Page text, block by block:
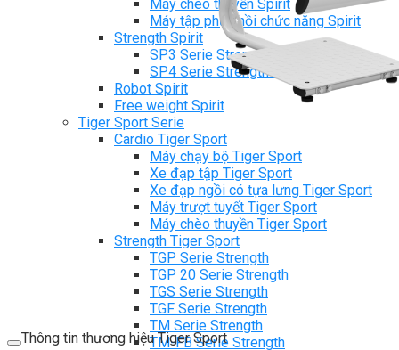
Máy chèo thuyền Spirit
Máy tập phục hồi chức năng Spirit
Strength Spirit
SP3 Serie Strength Spirit
SP4 Serie Strength Spirit
Robot Spirit
Free weight Spirit
Tiger Sport Serie
Cardio Tiger Sport
Máy chạy bộ Tiger Sport
Xe đạp tập Tiger Sport
Xe đạp ngồi có tựa lưng Tiger Sport
Máy trượt tuyết Tiger Sport
Máy chèo thuyền Tiger Sport
Strength Tiger Sport
TGP Serie Strength
TGP 20 Serie Strength
TGS Serie Strength
TGF Serie Strength
TM Serie Strength
TM-FB Serie Strength
Thông tin thương hiệu Tiger Sport